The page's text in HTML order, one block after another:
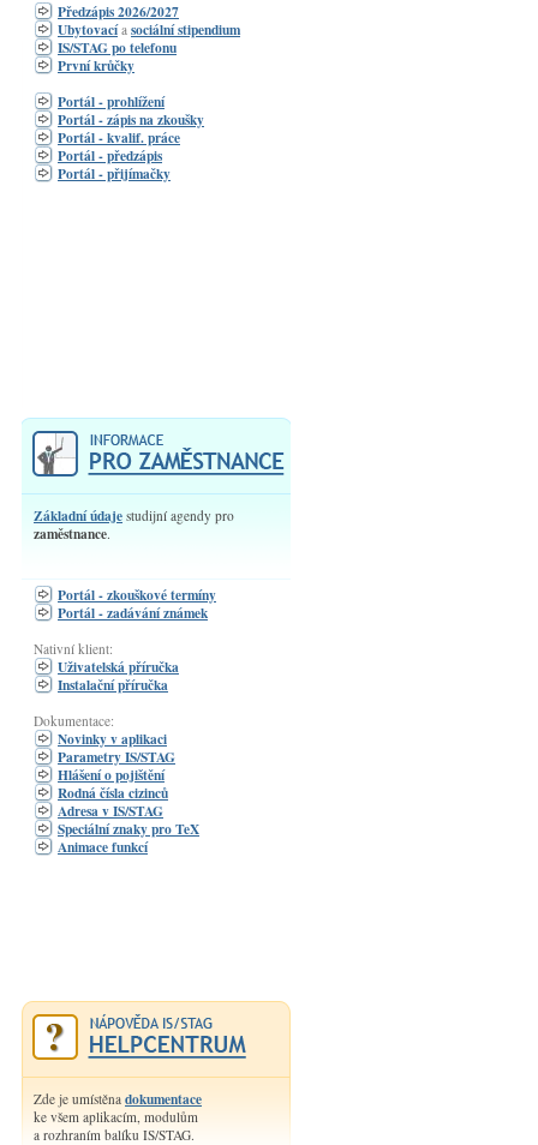
Předzápis 2026/2027
Ubytovacía sociální stipendium
IS/STAG po telefonu
První krůčky
Portál - prohlížení
Portál - zápis na zkoušky
Portál - kvalif. práce
Portál - předzápis
Portál - přijímačky
Základní údaje studijní agendy pro
zaměstnance.
Portál - zkouškové termíny
Portál - zadávání známek
Nativní klient:
Uživatelská příručka
Instalační příručka
Dokumentace:
Novinky v aplikaci
Parametry IS/STAG
Hlášení o pojištění
Rodná čísla cizinců
Adresa v IS/STAG
Speciální znaky pro TeX
Animace funkcí
Zde je umístěna dokumentace
ke všem aplikacím, modulům
a rozhraním balíku IS/STAG.